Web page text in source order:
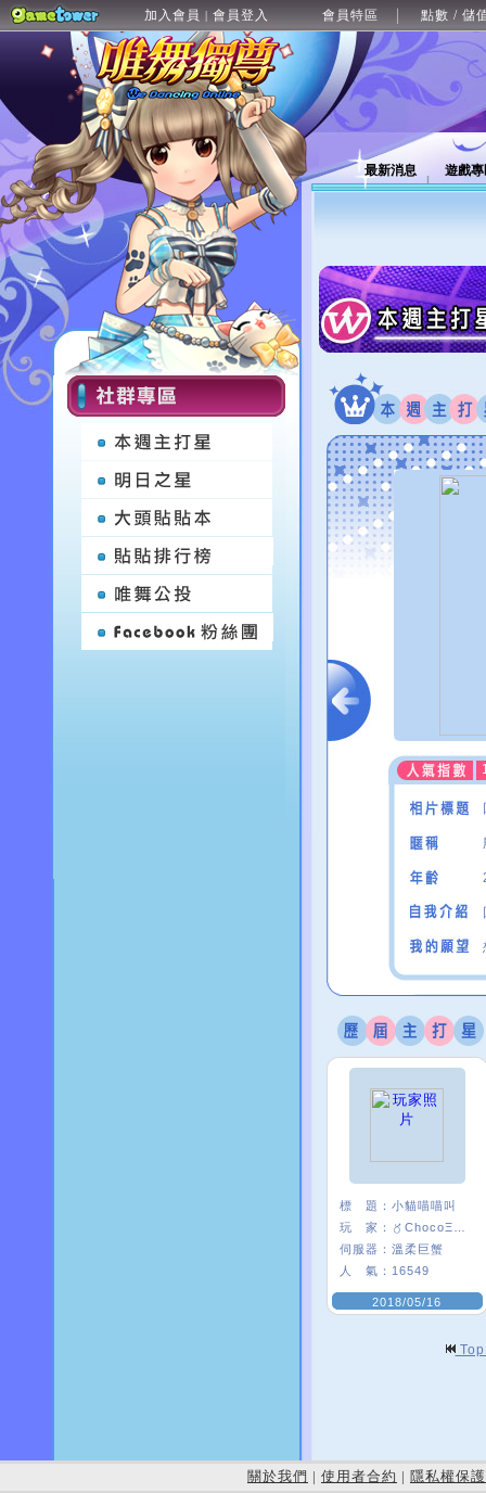
加入會員 | 會員登入 會員特區 點數 / 儲
最新消息 遊戲
標 題： 小貓喵喵叫
玩 家：
伺服器： 溫柔巨蟹
人 氣： 16549
2018/05/16
關於我們 | 使用者合約 | 隱私權保護